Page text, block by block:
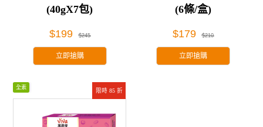
(40gX7包)
$199 $245
立即搶購
(6條/盒)
$179 $210
立即搶購
限時 85 折
全素